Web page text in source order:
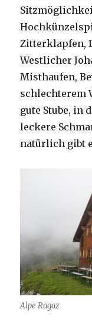
Zitterklapfen,
Westlicher
Misthaufen,
schlechterem
gute Stube, in
leckere
natürlich gibt
Alpe Ragaz